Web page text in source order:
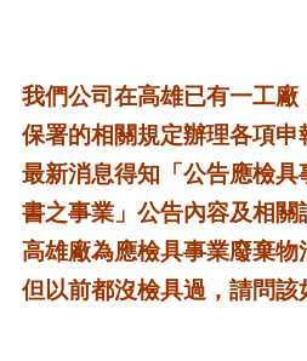
我們公司在高雄已有一工
保署的相關規定辦理各項
最新消息得知「公告應檢
書之事業」公告內容及相關
高雄廠為應檢具事業廢棄物
但以前都沒檢具過，請問該